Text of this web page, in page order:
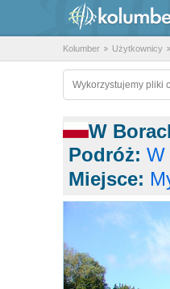
Kolumber Użytkownicy
Wykorzystujemy pliki
W
Podróż: W
Miejsce: